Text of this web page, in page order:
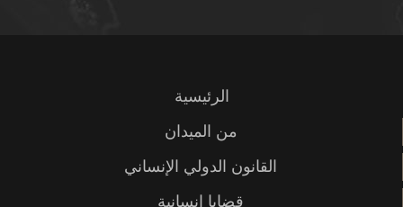
الرئيسية
من الميدان
القانون الدولي الإنساني
قضايا إنسانية